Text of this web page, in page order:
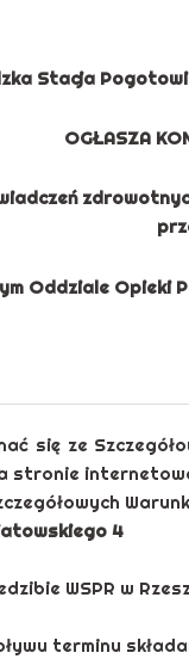
Stacja
OGŁASZA
Oddziale Opieki
się ze
stronie
4
WSPR w
terminu